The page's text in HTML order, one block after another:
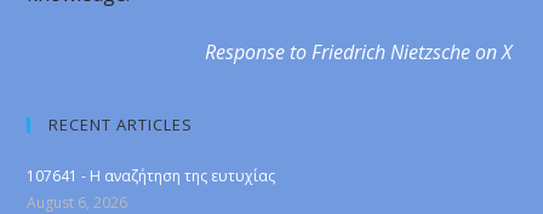
Response to Friedrich Nietzsche on X
RECENT ARTICLES
107641 - Η αναζήτηση της ευτυχίας
August 6, 2026